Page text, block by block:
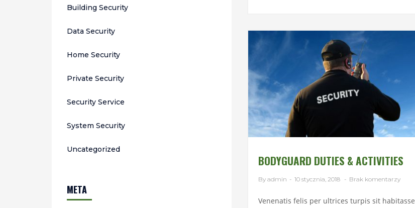
Building Security
Data Security
Home Security
Private Security
Security Service
System Security
Uncategorized
META
BODYGUARD DUTIES & ACTIVITIES
By admin - 10 stycznia, 2018 - Brak komentarzy
Venenatis felis per ultrices turpis sit habitasse